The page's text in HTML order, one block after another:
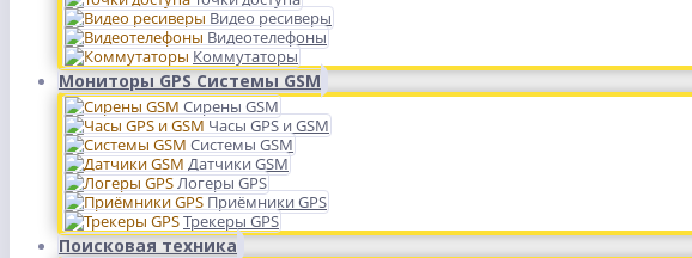
Видео ресиверы
Видеотелефоны
Коммутаторы
Мониторы GPS Системы GSM
Сирены GSM
Часы GPS и GSM
Системы GSM
Датчики GSM
Логеры GPS
Приёмники GPS
Трекеры GPS
Поисковая техника